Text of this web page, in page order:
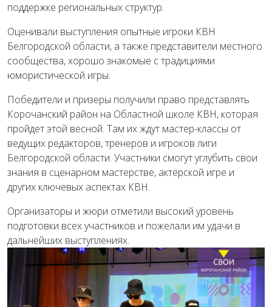
поддержке региональных структур.
Оценивали выступления опытные игроки КВН
Белгородской области, а также представители местного
сообщества, хорошо знакомые с традициями
юмористической игры.
Победители и призеры получили право представлять
Корочанский район на Областной школе КВН, которая
пройдет этой весной. Там их ждут мастер-классы от
ведущих редакторов, тренеров и игроков лиги
Белгородской области. Участники смогут углубить свои
знания в сценарном мастерстве, актёрской игре и
других ключевых аспектах КВН.
Организаторы и жюри отметили высокий уровень
подготовки всех участников и пожелали им удачи в
дальнейших выступлениях.